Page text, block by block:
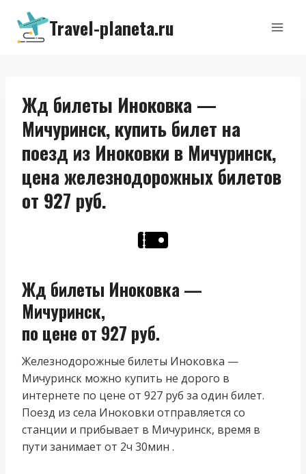
Перейти
содержимому
Travel-planeta.ru
Жд билеты Иноковка —
Мичуринск, купить билет на
поезд из Иноковки в Мичуринск,
цена железнодорожных билетов
от 927 руб.
Жд билеты Иноковка —
Мичуринск,
по цене от 927 руб.
Железнодорожные билеты Иноковка —
Мичуринск можно купить не дорого в
интернете по цене от 927 руб за один билет.
Поезд из cела Иноковки отправляется со
станции и прибывает в Мичуринск, время в
пути занимает от 2ч 30мин .